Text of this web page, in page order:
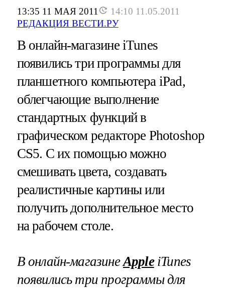
13:35 11 МАЯ 2011
14:10 11.05.2011
РЕДАКЦИЯ ВЕСТИ.РУ
В онлайн-магазине iTunes
появились три программы для
планшетного компьютера iPad,
облегчающие выполнение
стандартных функций в
графическом редакторе Photoshop
CS5. C их помощью можно
смешивать цвета, создавать
реалистичные картины или
получить дополнительное место
на рабочем столе.
В онлайн-магазинеApple iTunes
появились три программы для